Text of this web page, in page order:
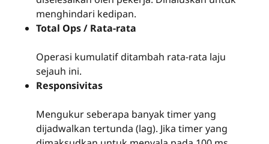
menghindari kedipan.
Total Ops / Rata-rata
Operasi kumulatif ditambah rata-rata laju
sejauh ini.
Responsivitas
Mengukur seberapa banyak timer yang
dijadwalkan tertunda (lag). Jika timer yang